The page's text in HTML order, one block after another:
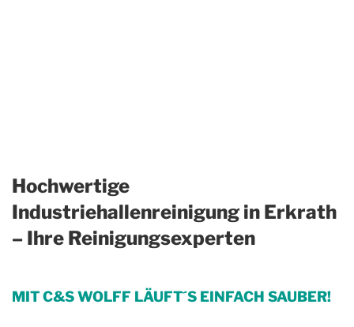
Hochwertige
Industriehallenreinigung in Erkrath
– Ihre Reinigungsexperten
MIT C&S WOLFF LÄUFT´S EINFACH SAUBER!